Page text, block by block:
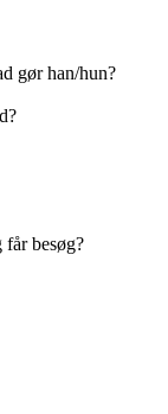
gør han/hun?
besøg?